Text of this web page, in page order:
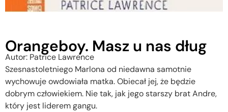
Orangeboy. Masz u nas dług
Autor: Patrice Lawrence
Szesnastoletniego Marlona od niedawna samotnie
wychowuje owdowiała matka. Obiecał jej, że będzie
dobrym człowiekiem. Nie tak, jak jego starszy brat Andre,
który jest liderem gangu.